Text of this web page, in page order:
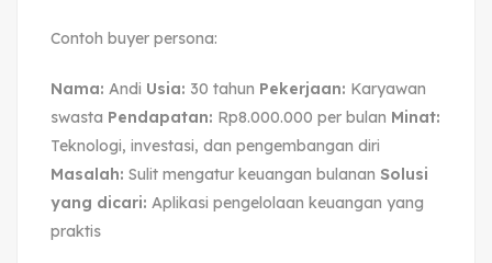
Contoh buyer persona:
Nama: Andi Usia: 30 tahun Pekerjaan: Karyawan
swasta Pendapatan: Rp8.000.000 per bulan Minat:
Teknologi, investasi, dan pengembangan diri
Masalah: Sulit mengatur keuangan bulanan Solusi
yang dicari: Aplikasi pengelolaan keuangan yang
praktis